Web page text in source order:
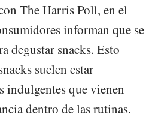
The Harris Poll, en el
informan que se
degustar snacks. Esto
suelen estar
indulgentes que vienen
dentro de las rutinas.